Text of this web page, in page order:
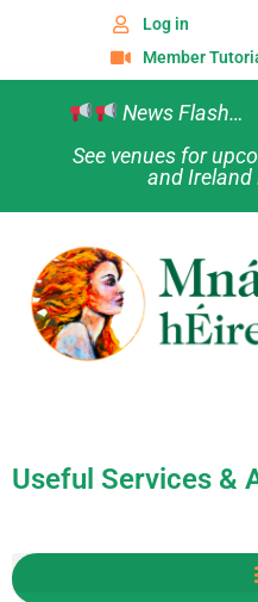
Log in
Member
News Flash…
See venues for
and Ireland
Useful Services &